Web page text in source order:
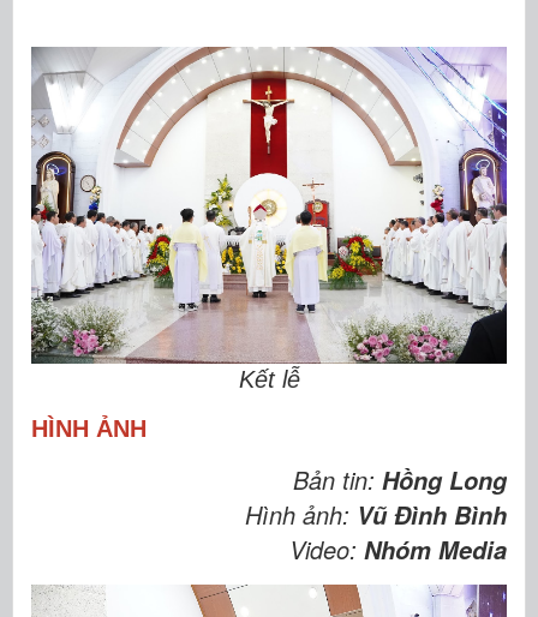
Kết lễ
HÌNH ẢNH
Bản tin: Hồng Long
Hình ảnh: Vũ Đình Bình
Video: Nhóm Media